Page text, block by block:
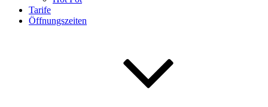
Tarife
Öffnungszeiten